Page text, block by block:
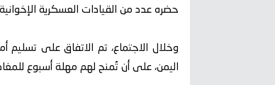
حضره عدد من القيادات العسكرية
وخلال الاجتماع، تم الاتفاق على
اليمن، على أن تُمنح لهم مهلة أسبوع